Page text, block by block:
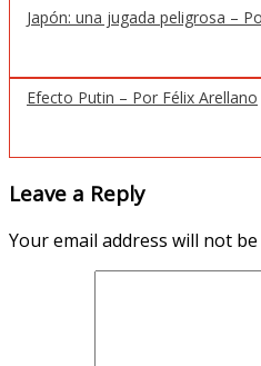
Japón: una jugada peligrosa –
Efecto Putin – Por Félix Arellano
Leave a Reply
Your email address will not